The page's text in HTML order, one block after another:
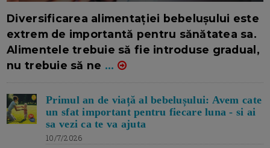
Diversificarea alimentației bebelușului este
extrem de importantă pentru sănătatea sa.
Alimentele trebuie să fie introduse gradual,
nu trebuie să ne ...
Primul an de viață al bebelușului: Avem cate
un sfat important pentru fiecare luna - si ai
sa vezi ca te va ajuta
10/7/2026